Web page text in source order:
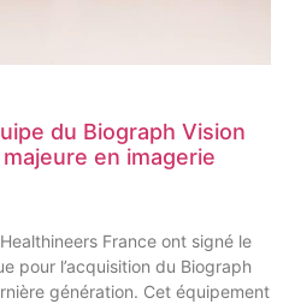
du Biograph Vision
en imagerie
France ont signé le
pour l’acquisition du Biograph
génération. Cet équipement